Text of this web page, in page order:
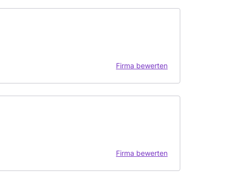
Firma bewerten
Firma bewerten